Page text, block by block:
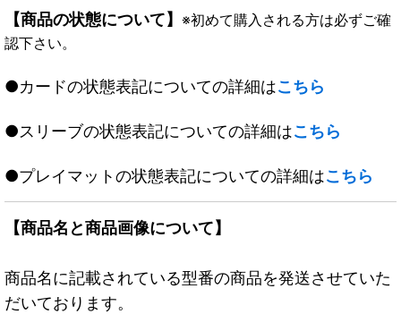
【商品の状態について】 ※初めて購入される方は必ずご確
認下さい。
●カードの状態表記についての詳細はこちら
●スリーブの状態表記についての詳細はこちら
●プレイマットの状態表記についての詳細はこちら
【商品名と商品画像について】
商品名に記載されている型番の商品を発送させていた
だいております。